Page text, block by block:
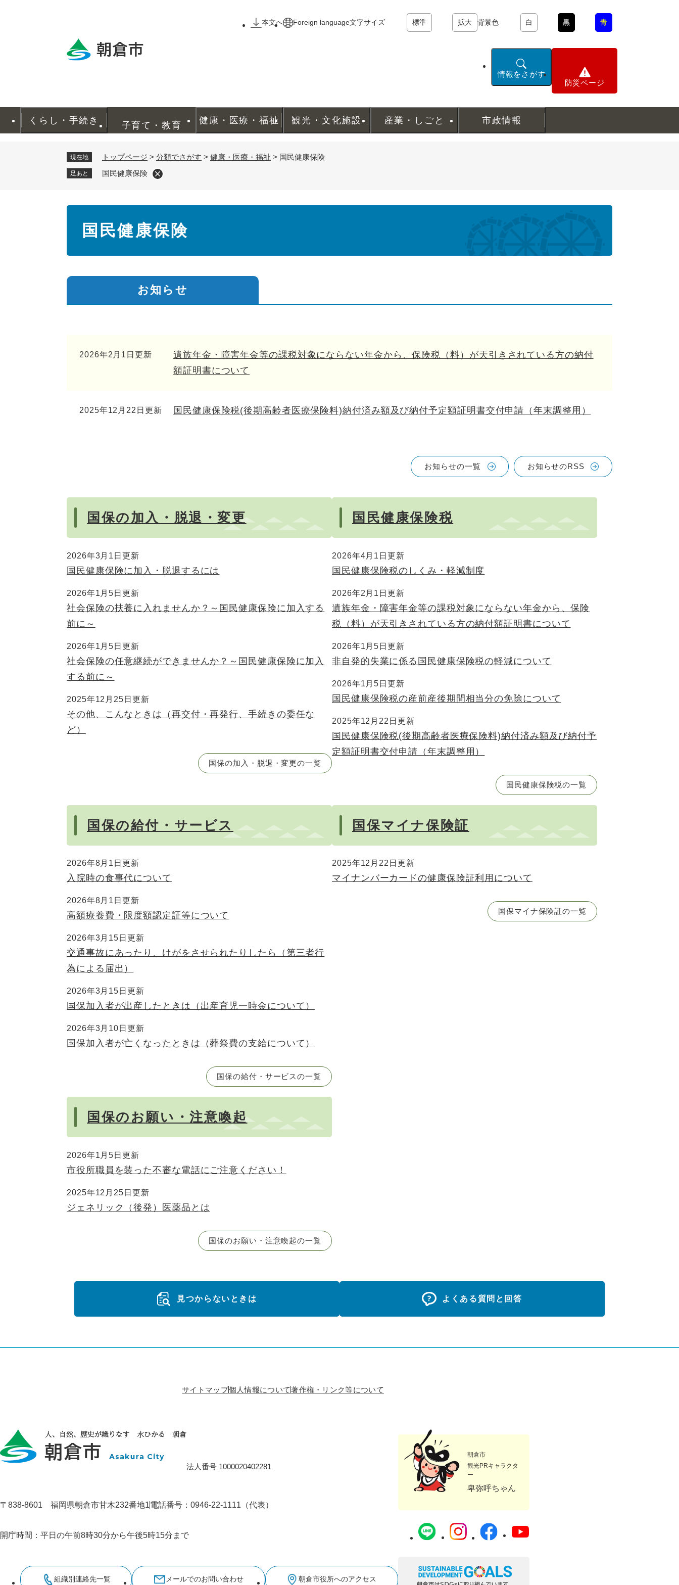
本文へ
Foreign language文字サイズ 標準 拡大 背景色 白 黒 青
情報をさがす
防災ページ
くらし・手続き 子育て・教育 健康・医療・福祉 観光・文化施設 産業・しごと 市政情報
現在地 トップページ > 分類でさがす > 健康・医療・福祉 > 国民健康保険
足あと 国民健康保険
国民健康保険
お知らせ
2026年2月1日更新
遺族年金・障害年金等の課税対象にならない年金から、保険税（料）が天引きされている方の納付
額証明書について
2025年12月22日更新 国民健康保険税(後期高齢者医療保険料)納付済み額及び納付予定額証明書交付申請（年末調整用）
お知らせの一覧 お知らせのRSS
国保の加入・脱退・変更
2026年3月1日更新
国民健康保険に加入・脱退するには
2026年1月5日更新
社会保険の扶養に入れませんか？～国民健康保険に加入する
前に～
2026年1月5日更新
社会保険の任意継続ができませんか？～国民健康保険に加入
する前に～
2025年12月25日更新
その他、こんなときは（再交付・再発行、手続きの委任な
ど）
国保の加入・脱退・変更の一覧
国民健康保険税
2026年4月1日更新
国民健康保険税のしくみ・軽減制度
2026年2月1日更新
遺族年金・障害年金等の課税対象にならない年金から、保険
税（料）が天引きされている方の納付額証明書について
2026年1月5日更新
非自発的失業に係る国民健康保険税の軽減について
2026年1月5日更新
国民健康保険税の産前産後期間相当分の免除について
2025年12月22日更新
国民健康保険税(後期高齢者医療保険料)納付済み額及び納付予
定額証明書交付申請（年末調整用）
国民健康保険税の一覧
国保の給付・サービス
2026年8月1日更新
入院時の食事代について
2026年8月1日更新
高額療養費・限度額認定証等について
2026年3月15日更新
交通事故にあったり、けがをさせられたりしたら（第三者行
為による届出）
2026年3月15日更新
国保加入者が出産したときは（出産育児一時金について）
2026年3月10日更新
国保加入者が亡くなったときは（葬祭費の支給について）
国保の給付・サービスの一覧
国保マイナ保険証
2025年12月22日更新
マイナンバーカードの健康保険証利用について
国保マイナ保険証の一覧
国保のお願い・注意喚起
2026年1月5日更新
市役所職員を装った不審な電話にご注意ください！
2025年12月25日更新
ジェネリック（後発）医薬品とは
国保のお願い・注意喚起の一覧
見つからないときは よくある質問と回答
サイトマップ個人情報について著作権・リンク等について
法人番号 1000020402281
〒838-8601 福岡県朝倉市甘木232番地1電話番号：0946-22-1111（代表）
開庁時間：平日の午前8時30分から午後5時15分まで
組織別連絡先一覧 メールでのお問い合わせ 朝倉市役所へのアクセス
朝倉市
観光PRキャラクタ
ー
卑弥呼ちゃん